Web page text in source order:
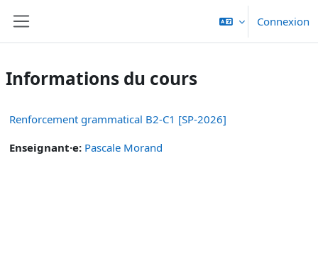
Connexion
Informations du cours
Renforcement grammatical B2-C1 [SP-2026]
Enseignant·e: Pascale Morand